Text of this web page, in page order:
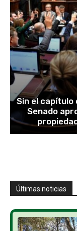
Sin el capítulo
Senado
Últimas noticias